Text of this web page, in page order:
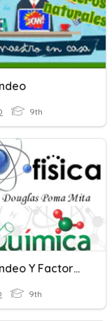
9th
Redondeo Y Factores De Conversión
9th